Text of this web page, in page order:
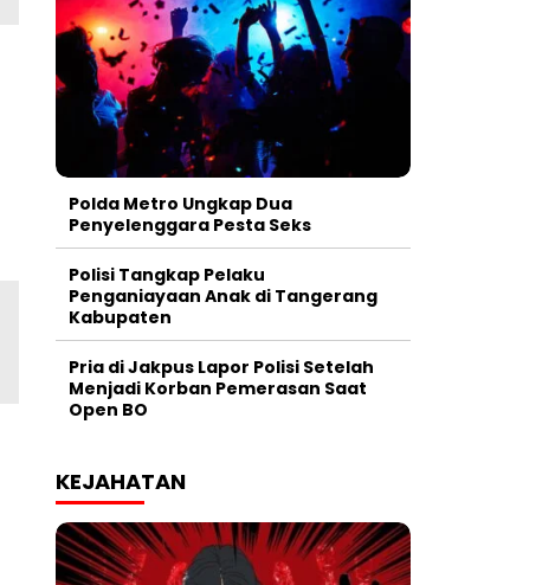
Polda Metro Ungkap Dua
Penyelenggara Pesta Seks
Polisi Tangkap Pelaku
Penganiayaan Anak di Tangerang
Kabupaten
Pria di Jakpus Lapor Polisi Setelah
Menjadi Korban Pemerasan Saat
Open BO
KEJAHATAN